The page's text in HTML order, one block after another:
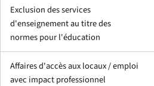
Exclusion des services
d'enseignement au titre des
normes pour l'éducation
Affaires d'accès aux locaux / emploi
avec impact professionnel